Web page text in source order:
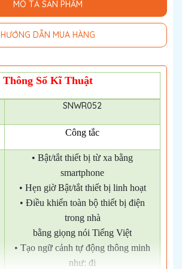
MÔ TẢ SẢN PHẨM
HƯỚNG DẪN MUA HÀNG
Thông Số Kĩ Thuật
SNWR052
Công tắc
• Bật/tắt thiết bị từ xa bằng
smartphone
• Hẹn giờ Bật/tắt thiết bị linh hoạt
• Điều khiển toàn bộ thiết bị điện
trong nhà
bằng giọng nói Tiếng Việt
• Tạo ngữ cảnh tự động thông minh
như: đi